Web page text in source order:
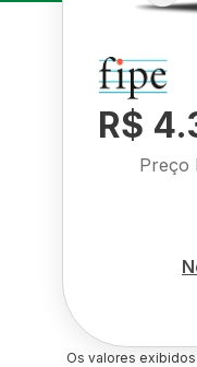
R$
Preço
Os valores